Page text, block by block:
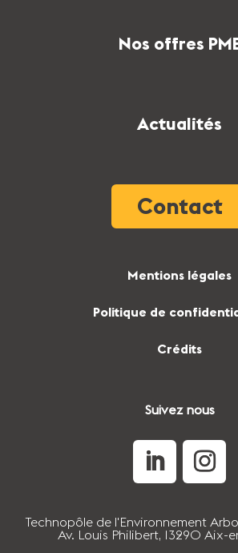
Nos offres
Actualités
Contact
Mentions légales
Politique de
Crédits
Suivez nous
Technopôle de l'Environnement
Av. Louis Philibert, 13290 Aix-